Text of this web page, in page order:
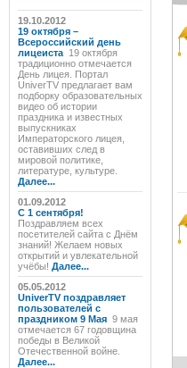
19.10.2012
19 октября –
Всероссийский день
лицеиста 19 октября
традиционно отмечается
День лицея. Портал
UniverTV предлагает вам
подборку образовательных
видео об истории
праздника и известных
выпускниках
Императорского лицея,
оставивших след в
мировой политике,
литературе, культуре.
Далее...
01.09.2012
C 1 сентября!
Поздравляем всех
посетителей сайта с Днём
знаний! Желаем новых
открытий и увлекательной
учёбы! Далее...
05.05.2012
UniverTV поздравляет
пользователей с
праздником 9 Мая 9 мая
отмечается 67 годовщина
победы в Великой
Отечественной войне.
Далее...